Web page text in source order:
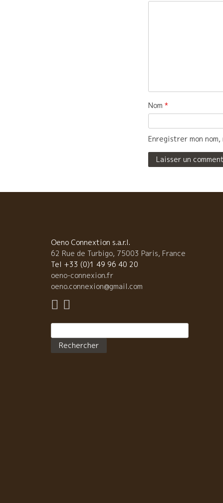
Nom *
Enregistrer mon
Oeno Connextion s.a.r.l.
62 Rue de Turbigo, 75003 Paris, France
Tel +33 (0)1 49 96 40 20
oeno-connexion.fr
oeno.connexion@gmail.com